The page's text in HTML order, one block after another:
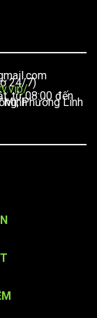
24/7)
Chí Minh